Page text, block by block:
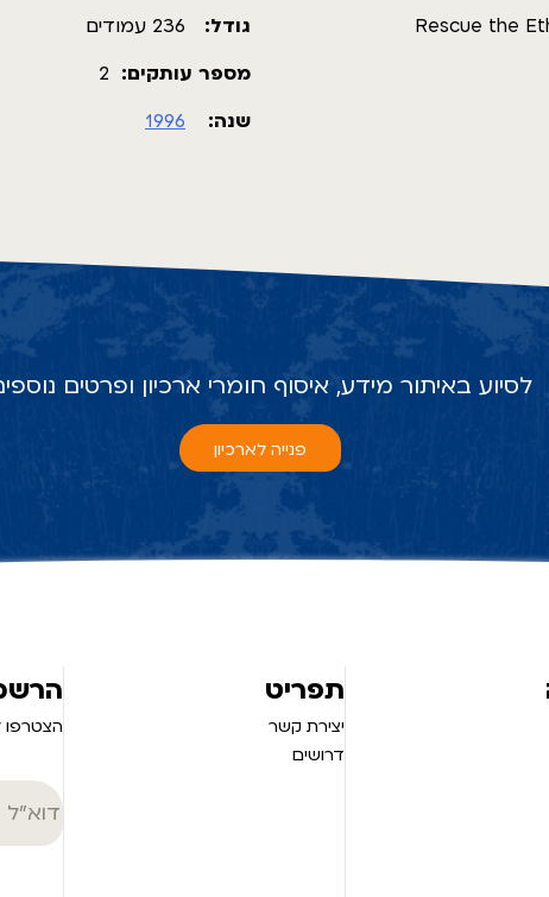
Rescue the
גודל:
236 עמודים
מספר עותקים: 2
שנה:
1996
לסיוע באיתור מידע, איסוף חומרי ארכיון ופרטים
פנייה לארכיון
תפריט
יצירת קשר
דרושים
הצטרפו